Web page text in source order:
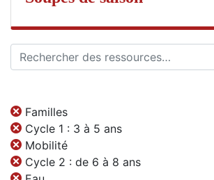
Familles
Cycle 1 : 3 à 5 ans
Mobilité
Cycle 2 : de 6 à 8 ans